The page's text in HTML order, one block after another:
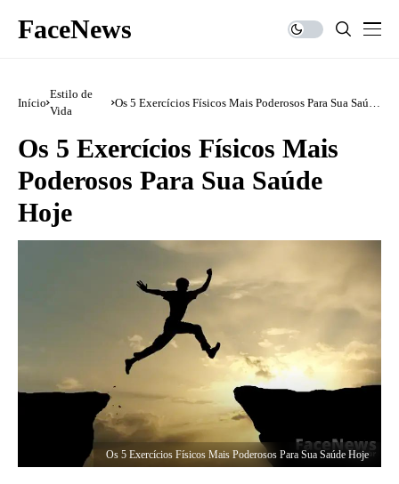
FaceNews
Início
Estilo de
Vida
Os 5 Exercícios Físicos Mais Poderosos Para Sua Saúde
Os 5 Exercícios Físicos Mais
Poderosos Para Sua Saúde
Hoje
Os 5 Exercícios Físicos Mais Poderosos Para Sua Saúde Hoje